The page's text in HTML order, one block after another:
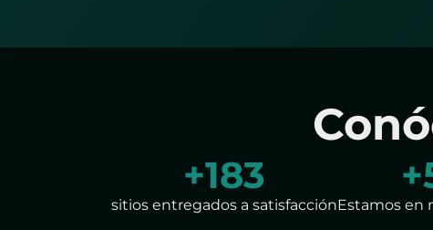
sitios entregados a satisfacción
+200
Estamos en
+